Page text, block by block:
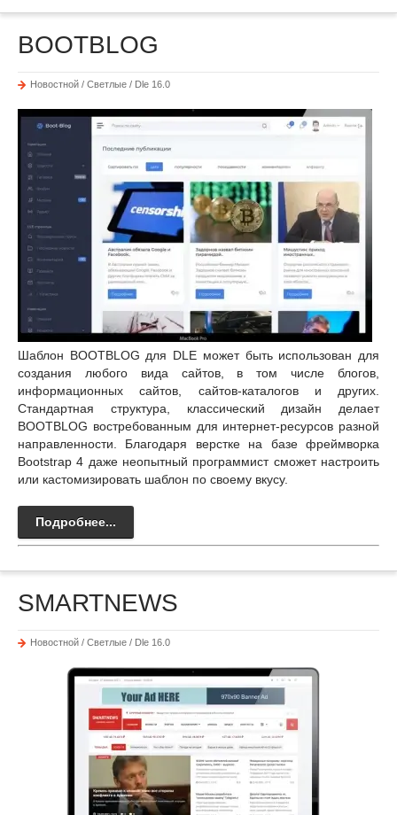
BOOTBLOG
Новостной / Светлые / Dle 16.0
Шаблон BOOTBLOG для DLE может быть использован для
создания любого вида сайтов, в том числе блогов,
информационных сайтов, сайтов-каталогов и других.
Стандартная структура, классический дизайн делает
BOOTBLOG востребованным для интернет-ресурсов разной
направленности. Благодаря верстке на базе фреймворка
Bootstrap 4 даже неопытный программист сможет настроить
или кастомизировать шаблон по своему вкусу.
Подробнее...
SMARTNEWS
Новостной / Светлые / Dle 16.0